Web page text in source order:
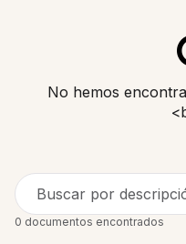
No hemos
Buscar por
0 documentos encontrados